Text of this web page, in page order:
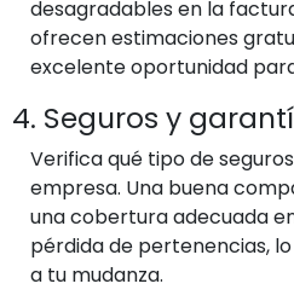
desagradables en la
ofrecen estimaciones
excelente oportunidad
4. Seguros y
Verifica qué tipo de
empresa. Una buena
una cobertura adecuada
pérdida de pertenencias,
a tu mudanza.